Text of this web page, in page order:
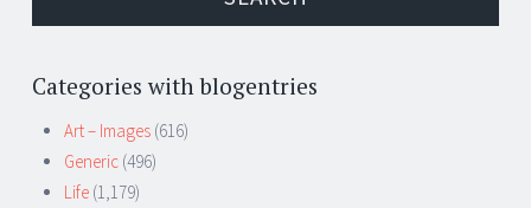
Categories with blogentries
Art – Images (616)
Generic (496)
Life (1,179)